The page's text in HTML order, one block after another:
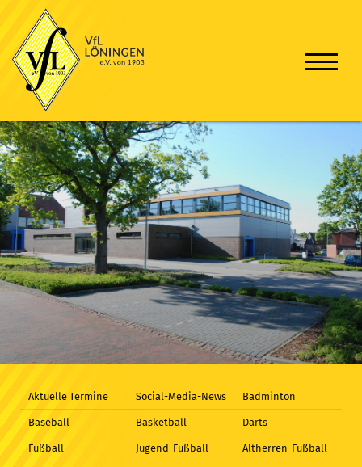
Aktuelle Termine Social-Media-News Badminton
Baseball Basketball Darts
Fußball Jugend-Fußball Altherren-Fußball